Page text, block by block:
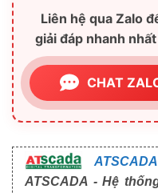
Liên hệ qua Zalo
giải đáp nhanh
CHAT
ATSCADA
ATSCADA - Hệ